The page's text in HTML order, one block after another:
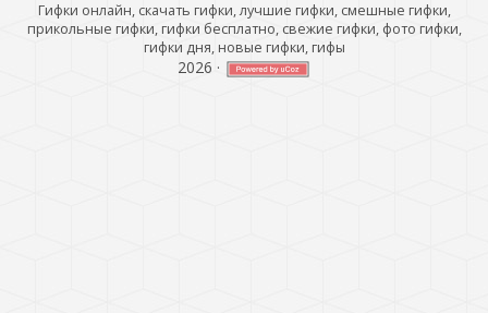
Гифки онлайн, скачать гифки, лучшие гифки, смешные гифки,
прикольные гифки, гифки бесплатно, свежие гифки, фото гифки,
гифки дня, новые гифки, гифы
2026 ·